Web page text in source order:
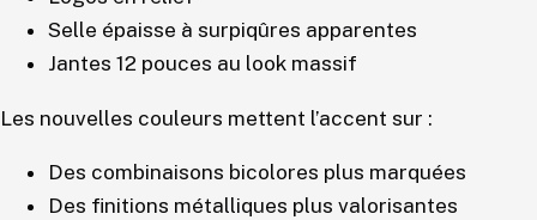
Selle épaisse à surpiqûres apparentes
Jantes 12 pouces au look massif
Les nouvelles couleurs mettent l’accent sur :
Des combinaisons bicolores plus marquées
Des finitions métalliques plus valorisantes